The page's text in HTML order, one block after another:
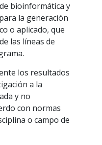
bioinformática y
la generación
o aplicado, que
las líneas de
los resultados
a la
y no
con normas
o campo de